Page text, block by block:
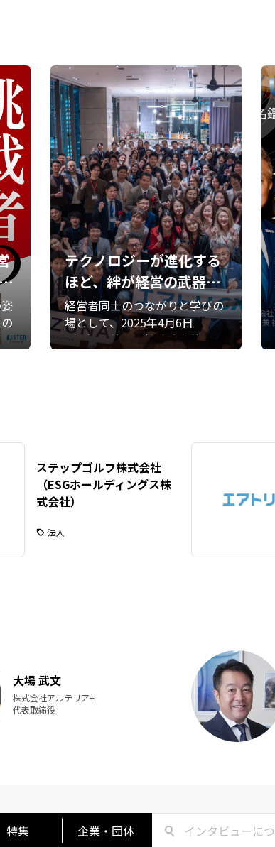
テクノロジーが進化する
ほど、絆が経営の武器に
なる――KIZUNA EXECUTIV
E講演会レポート
経営者同士のつながりと学びの
場として、2025年4月6日
（月）、株式会社絆助主催・一
に成長し合うコミュニティとし
て展開されています。ZVC JAPA
N株式会社（Zoom日本法人）
代表取締役会長兼社長の下垣典
弘氏、ラーニングエッジ株式会
経営者100名超が集結。テクノ
ステップゴルフ株式会社
（ESGホールディングス株
式会社）
法人
大場 武文
株式会社アルテリア+
代表取締役
特集 企業・団体